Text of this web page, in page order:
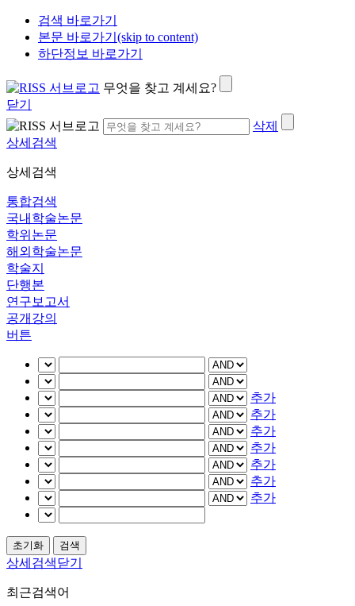
검색 바로가기
본문 바로가기(skip to content)
하단정보 바로가기
무엇을 찾고 계세요?
닫기
삭제
상세검색
상세검색
통합검색
국내학술논문
학위논문
해외학술논문
학술지
단행본
연구보고서
공개강의
버튼
추가
추가
추가
추가
추가
추가
추가
상세검색닫기
최근검색어